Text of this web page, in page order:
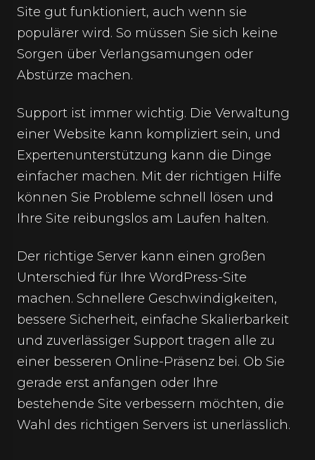
Site gut funktioniert, auch wenn sie
populärer wird. So müssen Sie sich keine
Sorgen über Verlangsamungen oder
Abstürze machen.
Support ist immer wichtig. Die Verwaltung
einer Website kann kompliziert sein, und
Expertenunterstützung kann die Dinge
einfacher machen. Mit der richtigen Hilfe
können Sie Probleme schnell lösen und
Ihre Site reibungslos am Laufen halten.
Der richtige Server kann einen großen
Unterschied für Ihre WordPress-Site
machen. Schnellere Geschwindigkeiten,
bessere Sicherheit, einfache Skalierbarkeit
und zuverlässiger Support tragen alle zu
einer besseren Online-Präsenz bei. Ob Sie
gerade erst anfangen oder Ihre
bestehende Site verbessern möchten, die
Wahl des richtigen Servers ist unerlässlich.